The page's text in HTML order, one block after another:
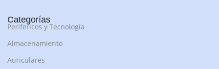
Categorías
Perifericos y Tecnología
Almacenamiento
Auriculares